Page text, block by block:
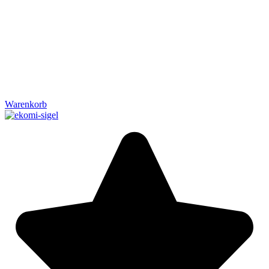
Warenkorb